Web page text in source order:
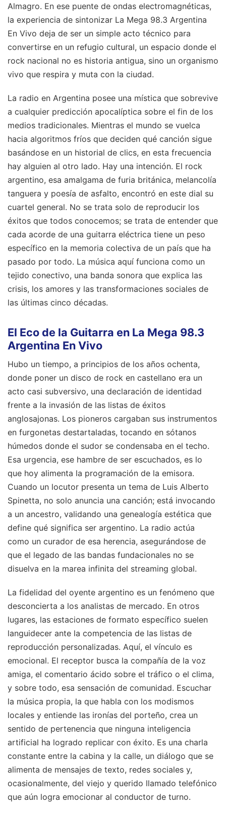
Almagro. En ese puente de ondas electromagnéticas,
la experiencia de sintonizar La Mega 98.3 Argentina
En Vivo deja de ser un simple acto técnico para
convertirse en un refugio cultural, un espacio donde el
rock nacional no es historia antigua, sino un organismo
vivo que respira y muta con la ciudad.
La radio en Argentina posee una mística que sobrevive
a cualquier predicción apocalíptica sobre el fin de los
medios tradicionales. Mientras el mundo se vuelca
hacia algoritmos fríos que deciden qué canción sigue
basándose en un historial de clics, en esta frecuencia
hay alguien al otro lado. Hay una intención. El rock
argentino, esa amalgama de furia británica, melancolía
tanguera y poesía de asfalto, encontró en este dial su
cuartel general. No se trata solo de reproducir los
éxitos que todos conocemos; se trata de entender que
cada acorde de una guitarra eléctrica tiene un peso
específico en la memoria colectiva de un país que ha
pasado por todo. La música aquí funciona como un
tejido conectivo, una banda sonora que explica las
crisis, los amores y las transformaciones sociales de
las últimas cinco décadas.
El Eco de la Guitarra en La Mega 98.3
Argentina En Vivo
Hubo un tiempo, a principios de los años ochenta,
donde poner un disco de rock en castellano era un
acto casi subversivo, una declaración de identidad
frente a la invasión de las listas de éxitos
anglosajonas. Los pioneros cargaban sus instrumentos
en furgonetas destartaladas, tocando en sótanos
húmedos donde el sudor se condensaba en el techo.
Esa urgencia, ese hambre de ser escuchados, es lo
que hoy alimenta la programación de la emisora.
Cuando un locutor presenta un tema de Luis Alberto
Spinetta, no solo anuncia una canción; está invocando
a un ancestro, validando una genealogía estética que
define qué significa ser argentino. La radio actúa
como un curador de esa herencia, asegurándose de
que el legado de las bandas fundacionales no se
disuelva en la marea infinita del streaming global.
La fidelidad del oyente argentino es un fenómeno que
desconcierta a los analistas de mercado. En otros
lugares, las estaciones de formato específico suelen
languidecer ante la competencia de las listas de
reproducción personalizadas. Aquí, el vínculo es
emocional. El receptor busca la compañía de la voz
amiga, el comentario ácido sobre el tráfico o el clima,
y sobre todo, esa sensación de comunidad. Escuchar
la música propia, la que habla con los modismos
locales y entiende las ironías del porteño, crea un
sentido de pertenencia que ninguna inteligencia
artificial ha logrado replicar con éxito. Es una charla
constante entre la cabina y la calle, un diálogo que se
alimenta de mensajes de texto, redes sociales y,
ocasionalmente, del viejo y querido llamado telefónico
que aún logra emocionar al conductor de turno.